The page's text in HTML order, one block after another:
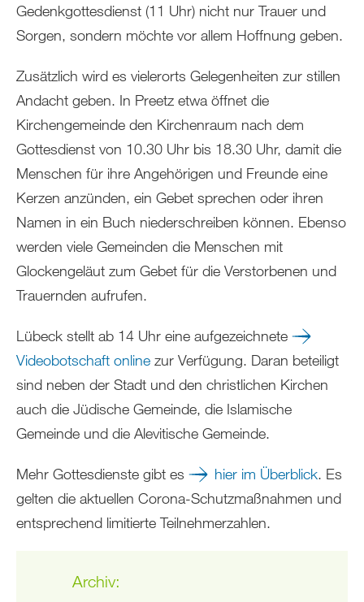
Gedenkgottesdienst (11 Uhr) nicht nur Trauer und
Sorgen, sondern möchte vor allem Hoffnung geben.
Zusätzlich wird es vielerorts Gelegenheiten zur stillen
Andacht geben. In Preetz etwa öffnet die
Kirchengemeinde den Kirchenraum nach dem
Gottesdienst von 10.30 Uhr bis 18.30 Uhr, damit die
Menschen für ihre Angehörigen und Freunde eine
Kerzen anzünden, ein Gebet sprechen oder ihren
Namen in ein Buch niederschreiben können. Ebenso
werden viele Gemeinden die Menschen mit
Glockengeläut zum Gebet für die Verstorbenen und
Trauernden aufrufen.
Lübeck stellt ab 14 Uhr eine aufgezeichnete
Videobotschaft online zur Verfügung. Daran beteiligt
sind neben der Stadt und den christlichen Kirchen
auch die Jüdische Gemeinde, die Islamische
Gemeinde und die Alevitische Gemeinde.
Mehr Gottesdienste gibt es hier im Überblick. Es
gelten die aktuellen Corona-Schutzmaßnahmen und
entsprechend limitierte Teilnehmerzahlen.
Archiv: